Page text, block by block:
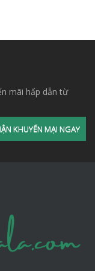
mãi hấp dẫn từ